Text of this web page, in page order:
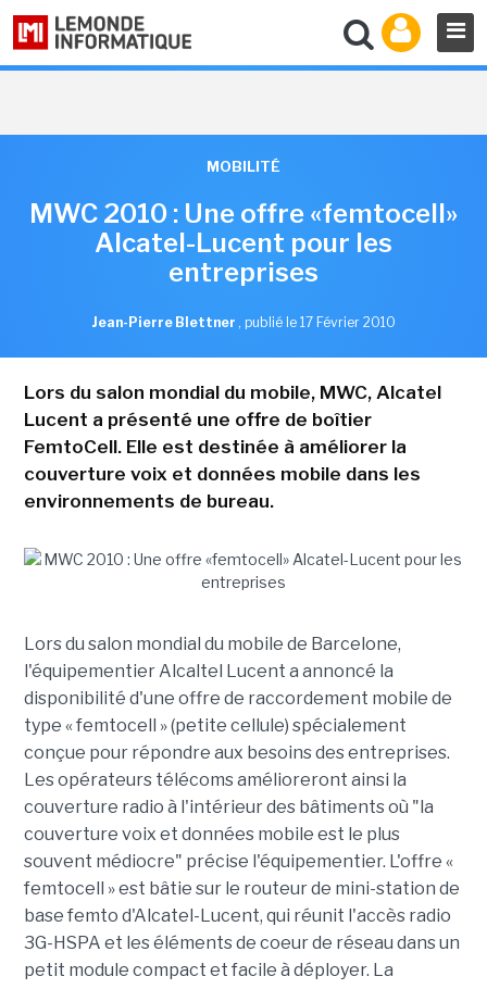
MOBILITÉ
MWC 2010 : Une offre «femtocell»
Alcatel-Lucent pour les
entreprises
Jean-Pierre Blettner , publié le 17 Février 2010
Lors du salon mondial du mobile, MWC, Alcatel
Lucent a présenté une offre de boîtier
FemtoCell. Elle est destinée à améliorer la
couverture voix et données mobile dans les
environnements de bureau.
Lors du salon mondial du mobile de Barcelone,
l'équipementier Alcaltel Lucent a annoncé la
disponibilité d'une offre de raccordement mobile de
type « femtocell » (petite cellule) spécialement
conçue pour répondre aux besoins des entreprises.
Les opérateurs télécoms amélioreront ainsi la
couverture radio à l'intérieur des bâtiments où "la
couverture voix et données mobile est le plus
souvent médiocre" précise l'équipementier. L'offre «
femtocell » est bâtie sur le routeur de mini-station de
base femto d'Alcatel-Lucent, qui réunit l'accès radio
3G-HSPA et les éléments de coeur de réseau dans un
petit module compact et facile à déployer. La